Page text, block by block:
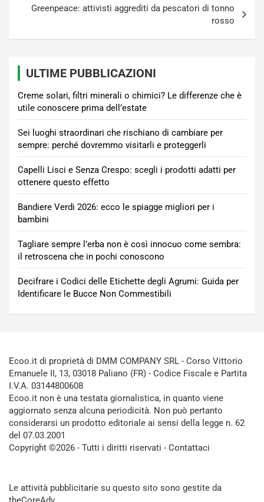
Greenpeace: attivisti aggrediti da pescatori di tonno
rosso
ULTIME PUBBLICAZIONI
Creme solari, filtri minerali o chimici? Le differenze che è
utile conoscere prima dell’estate
Sei luoghi straordinari che rischiano di cambiare per
sempre: perché dovremmo visitarli e proteggerli
Capelli Lisci e Senza Crespo: scegli i prodotti adatti per
ottenere questo effetto
Bandiere Verdi 2026: ecco le spiagge migliori per i
bambini
Tagliare sempre l’erba non è così innocuo come sembra:
il retroscena che in pochi conoscono
Decifrare i Codici delle Etichette degli Agrumi: Guida per
Identificare le Bucce Non Commestibili
Ecoo.it di proprietà di DMM COMPANY SRL - Corso Vittorio
Emanuele II, 13, 03018 Paliano (FR) - Codice Fiscale e Partita
I.V.A. 03144800608
Ecoo.it non è una testata giornalistica, in quanto viene
aggiornato senza alcuna periodicità. Non può pertanto
considerarsi un prodotto editoriale ai sensi della legge n. 62
del 07.03.2001
Copyright ©2026 - Tutti i diritti riservati - Contattaci
Le attività pubblicitarie su questo sito sono gestite da